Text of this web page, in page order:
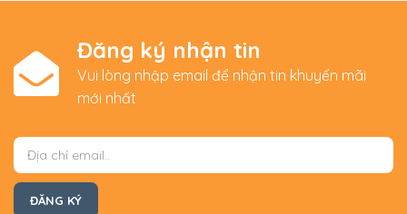
Đăng ký nhận tin
Vui lòng nhập email để nhận tin khuyến mãi
mới nhất